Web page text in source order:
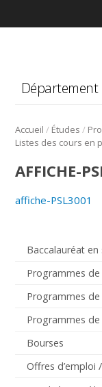
Département
Accueil / Études /
Baccalauréat
Programmes
Programmes
Programmes
Bourses
Offres d’emploi
AFFICHE-
affiche-PSL3001